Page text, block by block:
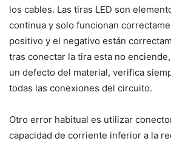
los cables. Las tiras LED son
continua y solo funcionan
positivo y el negativo están
tras conectar la tira esta no
un defecto del material, verifica
todas las conexiones del circuito.
Otro error habitual es utilizar
capacidad de corriente inferior a la